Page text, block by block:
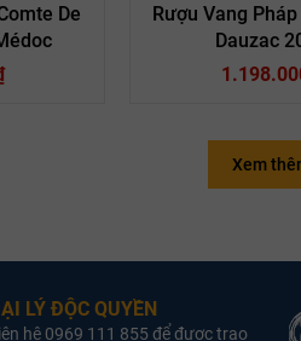
De
Dauzac
Giống
Rượu Vang
Dauzac
Cabernet
Xem
LÝ ĐỘC QUYỀN
hệ 0969 111 855 để được trao